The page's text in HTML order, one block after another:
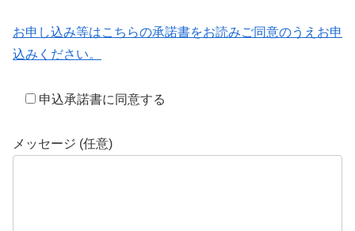
お申し込み等はこちらの承諾書をお読みご同意のうえお申
込みください。
申込承諾書に同意する
メッセージ (任意)